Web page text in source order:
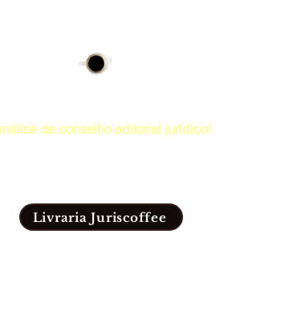
de conselho editorial jurídico!
Livraria Juriscoffee